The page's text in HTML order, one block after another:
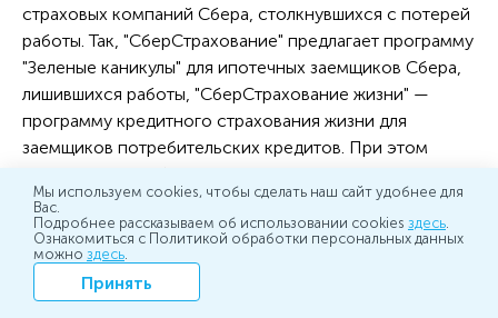
страховых компаний Сбера, столкнувшихся с потерей
работы. Так, "СберСтрахование" предлагает программу
"Зеленые каникулы" для ипотечных заемщиков Сбера,
лишившихся работы, "СберСтрахование жизни" —
программу кредитного страхования жизни для
заемщиков потребительских кредитов. При этом
предусматривает защиту не только на случай потери
работы, но и жизни и здоровья, а также снижения
оклада.
Заметным в инфополе компании "Сбербанк
Мы используем cookies, чтобы сделать наш сайт удобнее для
Вас.
Подробнее рассказываем об использовании cookies здесь.
Ознакомиться с Политикой обработки персональных данных
можно здесь.
Принять